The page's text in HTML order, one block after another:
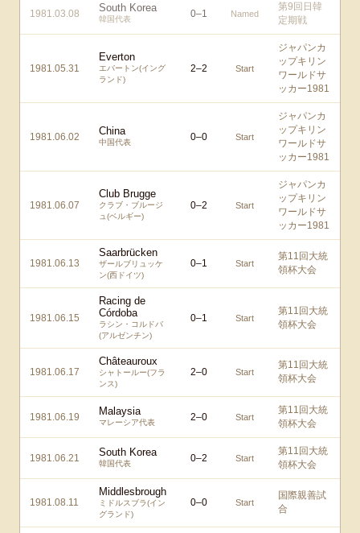
1981.03.08 South Korea
韓国代表 0–1 Named
第9回日韓
定期戦
1981.05.31
Everton
エバートン(イング
ランド)
2–2 Start
ジャパンカ
ップキリン
ワールドサ
ッカー1981
1981.06.02 China
中国代表 0–0 Start
ジャパンカ
ップキリン
ワールドサ
ッカー1981
1981.06.07
Club Brugge
クラブ・ブルージ
ュ(ベルギー)
0–2 Start
ジャパンカ
ップキリン
ワールドサ
ッカー1981
1981.06.13
Saarbrücken
ザールブリュッケ
ン(西ドイツ)
0–1 Start
第11回大統
領杯大会
1981.06.15
Racing de
Córdoba
ラシン・コルドバ
(アルゼンチン)
0–1 Start
第11回大統
領杯大会
1981.06.17
Châteauroux
シャトールー(フラ
ンス)
2–0 Start
第11回大統
領杯大会
1981.06.19 Malaysia
マレーシア代表 2–0 Start
第11回大統
領杯大会
1981.06.21 South Korea
韓国代表 0–2 Start
第11回大統
領杯大会
1981.08.11
Middlesbrough
ミドルスブラ(イン
グランド)
0–0 Start
国際親善試
合